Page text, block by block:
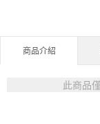
商品介紹
此商品